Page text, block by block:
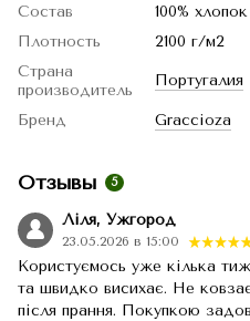
Состав
100% хлопок
Плотность
2100 г/м2
Страна
производитель
Португалия
Бренд Graccioza
Отзывы 5
Ліля, Ужгород
23.05.2026 в 15:00
Користуємось уже кілька
та швидко висихає. Не
після прання. Покупкою